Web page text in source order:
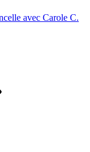
avec Carole C.